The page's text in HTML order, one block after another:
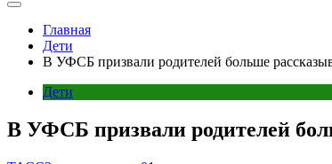
Главная
Дети
В УФСБ призвали родителей больше
Дети
В УФСБ призвали родителей